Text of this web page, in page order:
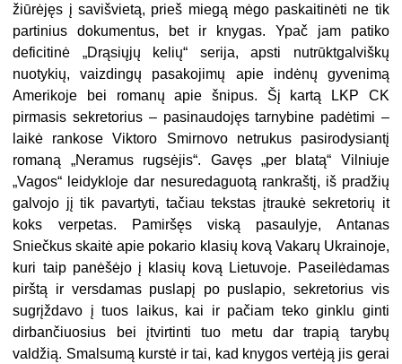
žiūrėjęs į savišvietą, prieš miegą mėgo paskaitinėti ne tik
partinius dokumentus, bet ir knygas. Ypač jam patiko
deficitinė „Drąsiųjų kelių“ serija, apsti nutrūktgalviškų
nuotykių, vaizdingų pasakojimų apie indėnų gyvenimą
Amerikoje bei romanų apie šnipus. Šį kartą LKP CK
pirmasis sekretorius – pasinaudojęs tarnybine padėtimi –
laikė rankose Viktoro Smirnovo netrukus pasirodysiantį
romaną „Neramus rugsėjis“. Gavęs „per blatą“ Vilniuje
„Vagos“ leidykloje dar nesuredaguotą rankraštį, iš pradžių
galvojo jį tik pavartyti, tačiau tekstas įtraukė sekretorių it
koks verpetas. Pamiršęs viską pasaulyje, Antanas
Sniečkus skaitė apie pokario klasių kovą Vakarų Ukrainoje,
kuri taip panėšėjo į klasių kovą Lietuvoje. Paseilėdamas
pirštą ir versdamas puslapį po puslapio, sekretorius vis
sugrįždavo į tuos laikus, kai ir pačiam teko ginklu ginti
dirbančiuosius bei įtvirtinti tuo metu dar trapią tarybų
valdžią. Smalsumą kurstė ir tai, kad knygos vertėją jis gerai